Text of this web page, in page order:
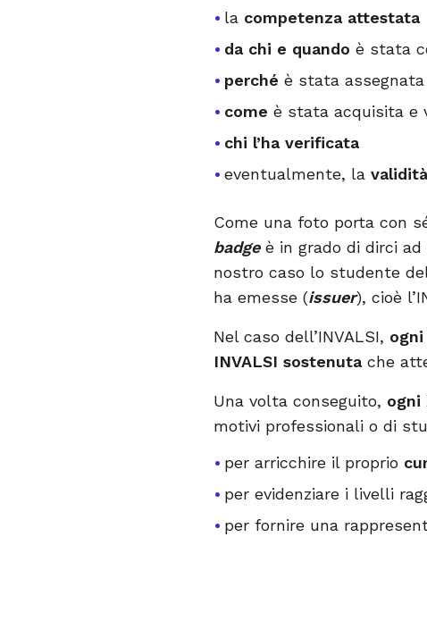
la competenza attestata
da chi e quando è stata
perché è stata assegnata
come è stata acquisita e
chi l’ha verificata
eventualmente, la
Come una foto porta con
badge è in grado di dirci ad
nostro caso lo studente
ha emesse (issuer), cioè
Nel caso dell’INVALSI,
INVALSI sostenuta che
Una volta conseguito, ogni
motivi professionali o di
per arricchire il proprio
per evidenziare i livelli
per fornire una